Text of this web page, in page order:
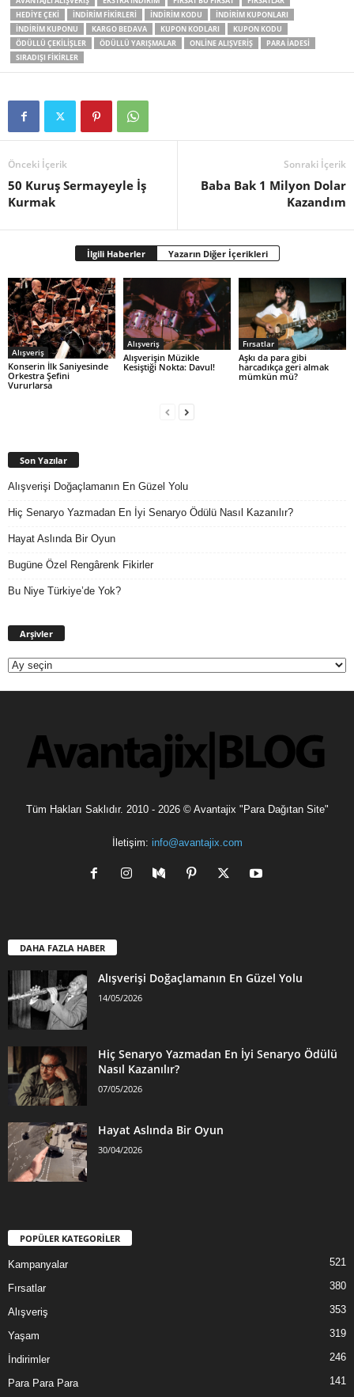
HEDIYE ÇEKI
INDIRIM FIKIRLERI INDIRIM KODU
INDIRIM KUPONLARI
INDIRIM KUPONU
KARGO BEDAVA KUPON KODLARI
KUPON KODU
ÖDÜLLÜ ÇEKILIŞLER
ÖDÜLLÜ YARIŞMALAR ONLINE ALIŞVERIŞ
PARA IADESI
SIRADIŞI FIKIRLER
Önceki İçerik
50 Kuruş Sermayeyle İş
Kurmak
Sonraki İçerik
Baba Bak 1 Milyon Dolar
Kazandım
İlgili Haberler Yazarın Diğer İçerikleri
Alışveriş
Konserin İlk Saniyesinde
Orkestra Şefini
Vururlarsa
Alışveriş
Alışverişin Müzikle
Kesiştiği Nokta: Davul!
Fırsatlar
Aşkı da para gibi
harcadıkça geri almak
mümkün mü?
Son Yazılar
Alışverişi Doğaçlamanın En Güzel Yolu
Hiç Senaryo Yazmadan En İyi Senaryo Ödülü Nasıl Kazanılır?
Hayat Aslında Bir Oyun
Bugüne Özel Rengârenk Fikirler
Bu Niye Türkiye’de Yok?
Arşivler
Tüm Hakları Saklıdır. 2010 - 2026 © Avantajix "Para Dağıtan Site"
İletişim: info@avantajix.com
DAHA FAZLA HABER
Alışverişi Doğaçlamanın En Güzel Yolu
14/05/2026
Hiç Senaryo Yazmadan En İyi Senaryo Ödülü
Nasıl Kazanılır?
07/05/2026
Hayat Aslında Bir Oyun
30/04/2026
POPÜLER KATEGORİLER
Kampanyalar 521
Fırsatlar 380
Alışveriş 353
Yaşam 319
İndirimler 246
Para Para Para 141